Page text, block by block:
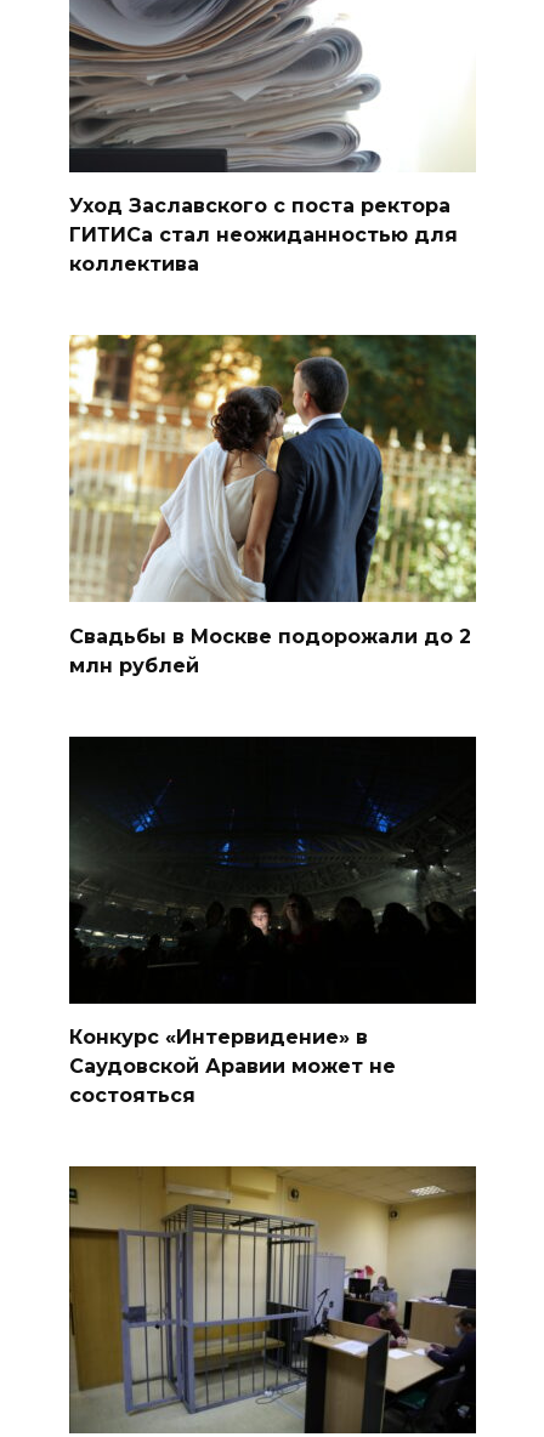
Уход Заславского с поста ректора
ГИТИСа стал неожиданностью для
коллектива
Свадьбы в Москве подорожали до 2
млн рублей
Конкурс «Интервидение» в
Саудовской Аравии может не
состояться